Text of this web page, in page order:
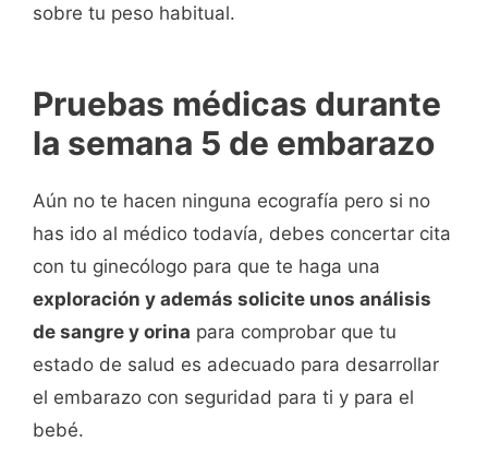
sobre tu peso habitual.
Pruebas médicas durante
la semana 5 de embarazo
Aún no te hacen ninguna ecografía pero si no
has ido al médico todavía, debes concertar cita
con tu ginecólogo para que te haga una
exploración y además solicite unos análisis
de sangre y orina para comprobar que tu
estado de salud es adecuado para desarrollar
el embarazo con seguridad para ti y para el
bebé.